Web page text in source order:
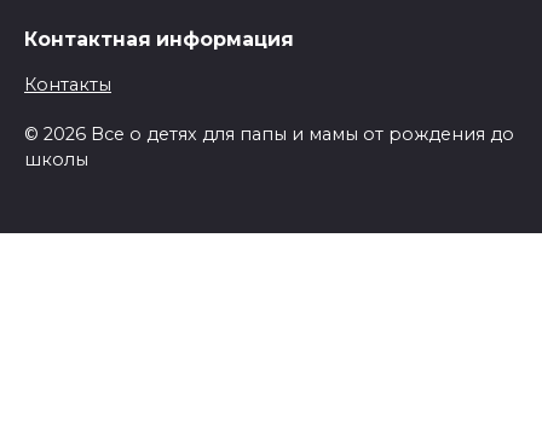
Контактная информация
Контакты
© 2026 Все о детях для папы и мамы от рождения до
школы